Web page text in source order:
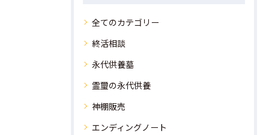
全てのカテゴリー
終活相談
永代供養墓
霊璽の永代供養
神棚販売
エンディングノート